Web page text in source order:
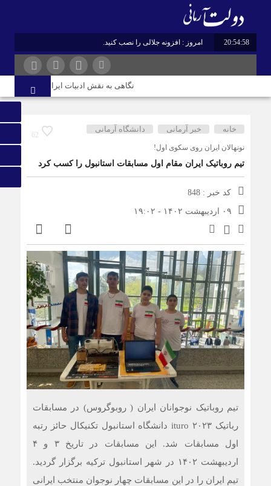
20:54:58 امروز : افزونه جلالی را نصب کنید.
نگاهی به نقش ادبیات ایران در هویت و
62
خانه خبر آرمانی دانشگاه آرمانی
نونهالان ایران روی سکوی اول!
تیم روباتیک ایران مقام اول مسابقات استانبول را کسب کرد
کد خبر : 848
۰۹ اردیبهشت ۱۴۰۲ - ۱۹:۰۲
تیم روباتیک نوجوانان ایران ( روبوگروس) در مسابقات
رباتیک ituro ۲۰۲۳ دانشگاه استانبول تکنیکال حائز رتبه
اول مسابقات شد. این مسابقات در تاریخ ۳ و ۴
اردیبهشت ۱۴۰۲ در شهر استانبول ترکیه برگزار گردید.
تیم ایران را در این مسابقات چهار نوجوان منتخب ایرانی